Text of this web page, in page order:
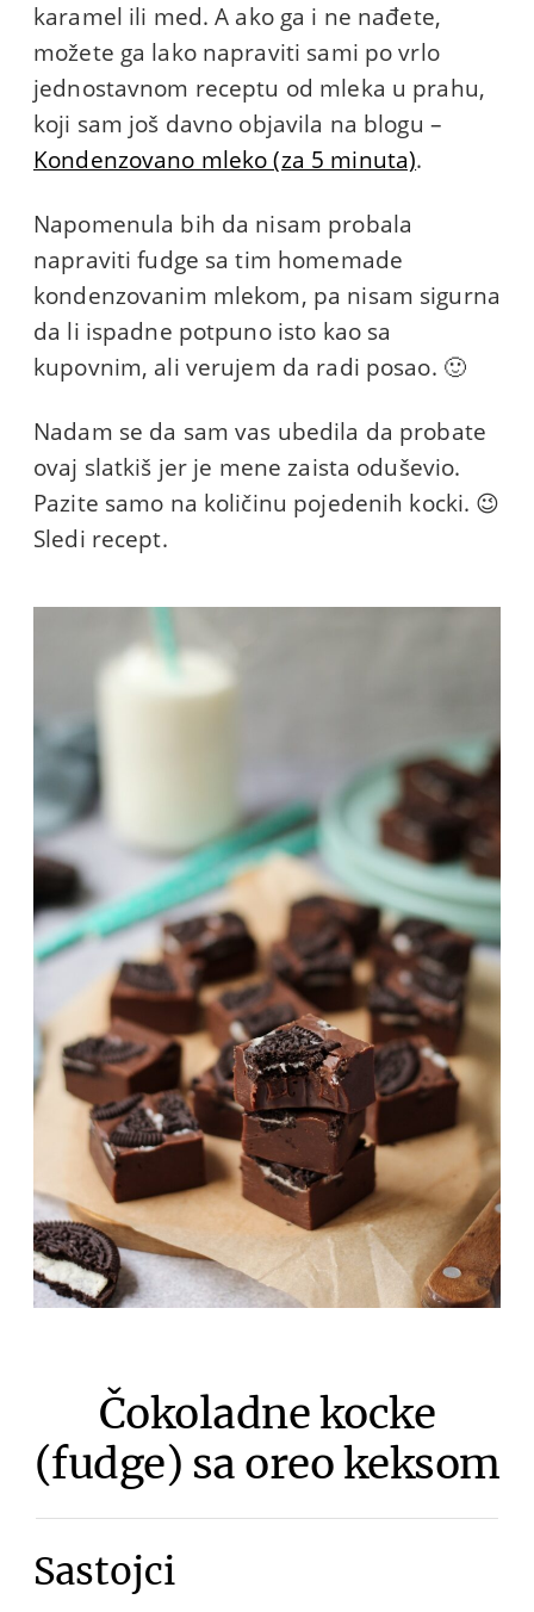
karamel ili med. A ako ga i ne nađete,
možete ga lako napraviti sami po vrlo
jednostavnom receptu od mleka u prahu,
koji sam još davno objavila na blogu –
Kondenzovano mleko (za 5 minuta).
Napomenula bih da nisam probala
napraviti fudge sa tim homemade
kondenzovanim mlekom, pa nisam sigurna
da li ispadne potpuno isto kao sa
kupovnim, ali verujem da radi posao. 🙂
Nadam se da sam vas ubedila da probate
ovaj slatkiš jer je mene zaista oduševio.
Pazite samo na količinu pojedenih kocki. 😉
Sledi recept.
Čokoladne kocke
(fudge) sa oreo keksom
Sastojci